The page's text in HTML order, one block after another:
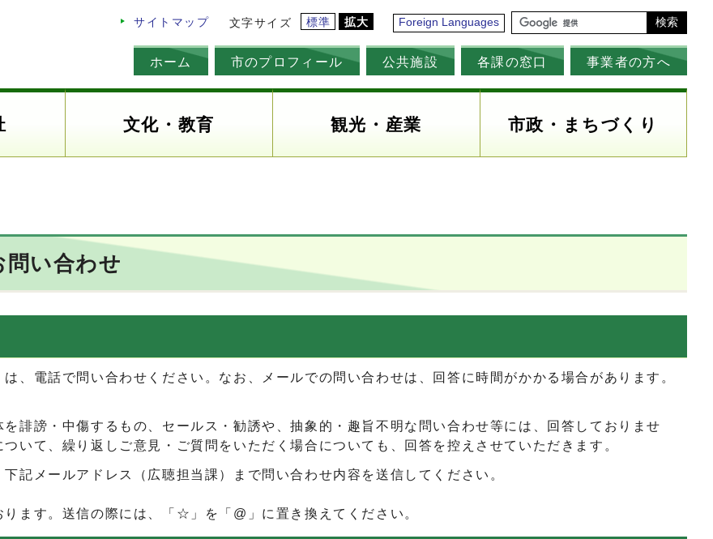
サイトマップ 文字サイズ 標準 拡大 Foreign Languages 検索
ホーム 市のプロフィール 公共施設 各課の窓口 事業者の方へ
文化・教育 観光・産業 市政・まちづくり
問い合わせ
、電話で問い合わせください。なお、メールでの問い合わせは、回答に時間がかかる場合があります。
誹謗・中傷するもの、セールス・勧誘や、抽象的・趣旨不明な問い合わせ等には、回答しておりませ
いて、繰り返しご意見・ご質問をいただく場合についても、回答を控えさせていただきます。
記メールアドレス（広聴担当課）まで問い合わせ内容を送信してください。
ます。送信の際には、「☆」を「@」に置き換えてください。